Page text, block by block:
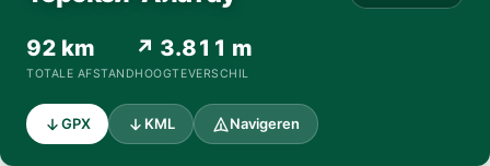
92 km
TOTALE AFSTAND
↗ 3.811 m
HOOGTEVERSCHIL
GPX KML Navigeren